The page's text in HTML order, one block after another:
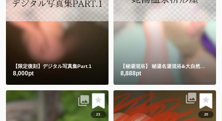
【限定復刻】デジタル写真集Part.1
8,000pt
【秘湯混浴】 秘湯名湯混浴♨️大自然の中でハンドタオル㊙️
8,888pt
23 20